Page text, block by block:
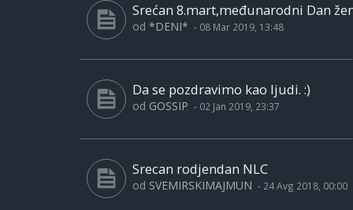
Srećan 8.mart,međunarodni Dan
od *DENI* - 08 Mar 2019, 13:48
Da se pozdravimo kao ljudi. :)
od GOSSIP - 02 Jan 2019, 23:37
Srecan rodjendan NLC
od SVEMIRSKIMAJMUN - 24 Avg 2018, 00:00